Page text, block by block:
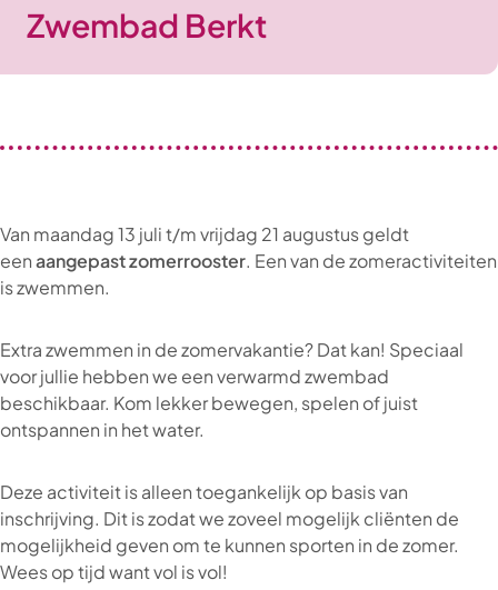
Zwembad Berkt
Van maandag 13 juli t/m vrijdag 21 augustus geldt
eenaangepast zomerrooster. Een van de zomeractiviteiten
is zwemmen.
Extra zwemmen in de zomervakantie? Dat kan! Speciaal
voor jullie hebben we een verwarmd zwembad
beschikbaar. Kom lekker bewegen, spelen of juist
ontspannen in het water.
Deze activiteit is alleen toegankelijk op basis van
inschrijving. Dit is zodat we zoveel mogelijk cliënten de
mogelijkheid geven om te kunnen sporten in de zomer.
Wees op tijd want vol is vol!